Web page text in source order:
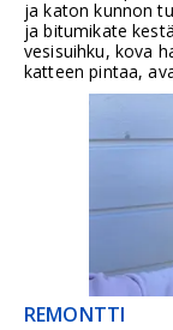
ja katon kunnon
ja bitumikate
vesisuihku, kova
katteen pintaa,
liukkaaksi. Jos
pitkin tai
REMONTTI